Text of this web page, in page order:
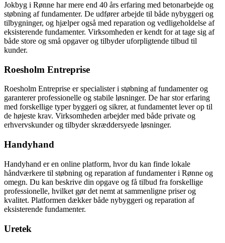
Jokbyg i Rønne har mere end 40 års erfaring med betonarbejde og
støbning af fundamenter. De udfører arbejde til både nybyggeri og
tilbygninger, og hjælper også med reparation og vedligeholdelse af
eksisterende fundamenter. Virksomheden er kendt for at tage sig af
både store og små opgaver og tilbyder uforpligtende tilbud til
kunder.
Roesholm Entreprise
Roesholm Entreprise er specialister i støbning af fundamenter og
garanterer professionelle og stabile løsninger. De har stor erfaring
med forskellige typer byggeri og sikrer, at fundamentet lever op til
de højeste krav. Virksomheden arbejder med både private og
erhvervskunder og tilbyder skræddersyede løsninger.
Handyhand
Handyhand er en online platform, hvor du kan finde lokale
håndværkere til støbning og reparation af fundamenter i Rønne og
omegn. Du kan beskrive din opgave og få tilbud fra forskellige
professionelle, hvilket gør det nemt at sammenligne priser og
kvalitet. Platformen dækker både nybyggeri og reparation af
eksisterende fundamenter.
Uretek